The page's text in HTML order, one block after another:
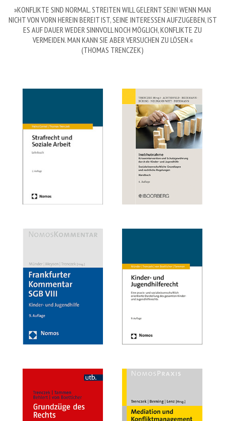
»KONFLIKTE SIND NORMAL. STREITEN WILL GELERNT SEIN! WENN MAN
NICHT VON VORN HEREIN BEREIT IST, SEINE INTERESSEN AUFZUGEBEN, IST
ES AUF DAUER WEDER SINNVOLL NOCH MÖGLICH, KONFLIKTE ZU
VERMEIDEN. MAN KANN SIE ABER VERSUCHEN ZU LÖSEN.«
(THOMAS TRENCZEK)